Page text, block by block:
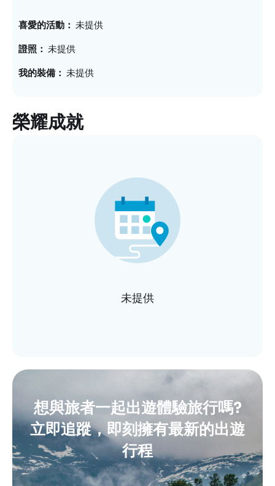
喜愛的活動 未提供
證照 未提供
我的裝備 未提供
榮耀成就
未提供
想與旅者一起出遊體驗旅行嗎?
立即追蹤，即刻擁有最新的出遊
行程